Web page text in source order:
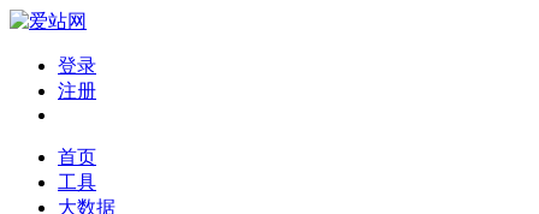
登录
注册
首页
工具
大数据